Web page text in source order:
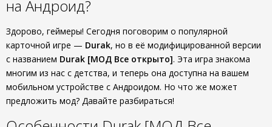
на Андроид?
Здорово, геймеры! Сегодня поговорим о популярной
карточной игре — Durak, но в её модифицированной версии
с названием Durak [МОД Все открыто]. Эта игра знакома
многим из нас с детства, и теперь она доступна на вашем
мобильном устройстве с Андроидом. Но что же может
предложить мод? Давайте разбираться!